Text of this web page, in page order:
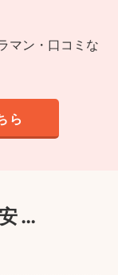
マン・口コミな
ら
…